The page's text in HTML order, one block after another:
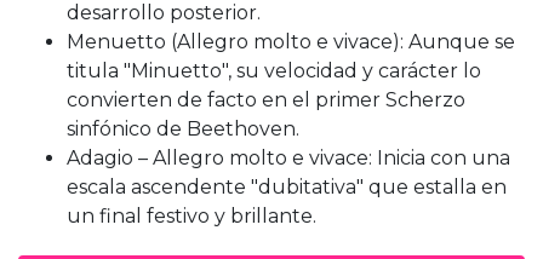
desarrollo posterior.
Menuetto (Allegro molto e vivace): Aunque se
titula "Minuetto", su velocidad y carácter lo
convierten de facto en el primer Scherzo
sinfónico de Beethoven.
Adagio – Allegro molto e vivace: Inicia con una
escala ascendente "dubitativa" que estalla en
un final festivo y brillante.